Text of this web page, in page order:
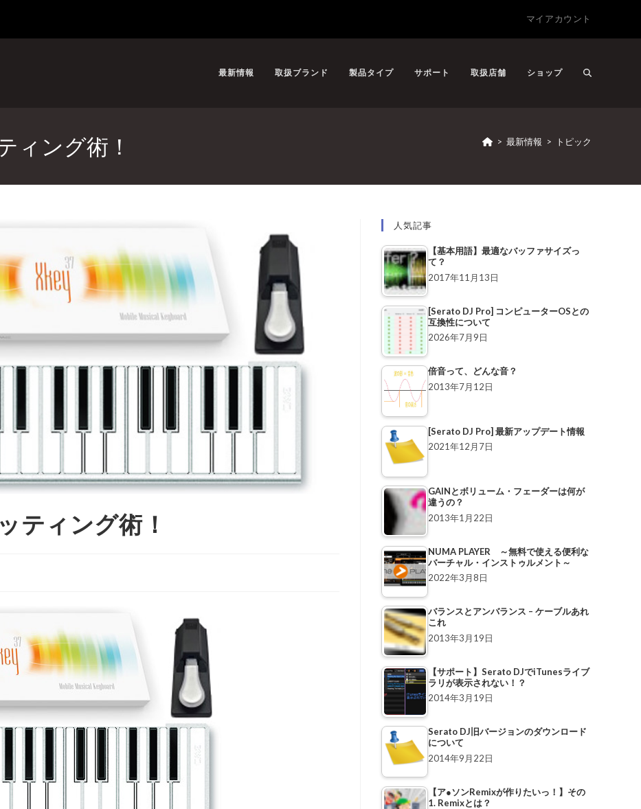
マイアカウント
最新情報 取扱ブランド 製品タイプ サポート 取扱店舗 ショップ
ィング術！ > 最新情報 > トピック
ティング術！
人気記事
【基本用語】最適なバッファサイズっ
て？
2017年11月13日
[Serato DJ Pro] コンピューターOSとの
互換性について
2026年7月9日
倍音って、どんな音？
2013年7月12日
[Serato DJ Pro] 最新アップデート情報
2021年12月7日
GAINとボリューム・フェーダーは何が
違うの？
2013年1月22日
NUMA PLAYER ～無料で使える便利な
バーチャル・インストゥルメント～
2022年3月8日
バランスとアンバランス – ケーブルあれ
これ
2013年3月19日
【サポート】Serato DJでiTunesライブ
ラリが表示されない！？
2014年3月19日
Serato DJ旧バージョンのダウンロード
について
2014年9月22日
【ア●ソンRemixが作りたいっ！】その
1. Remixとは？